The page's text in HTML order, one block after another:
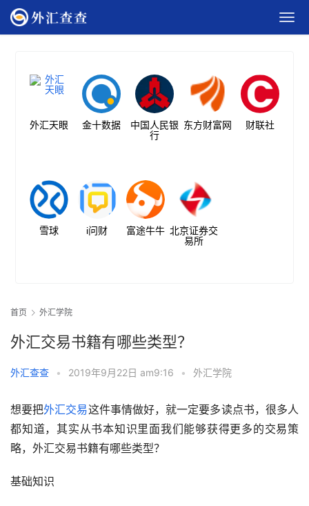
外汇天眼 金十数据
中国人民银
行
东方财富网 财联社
雪球 i问财 富途牛牛 北京证券交
易所
首页 外汇学院
外汇交易书籍有哪些类型？
外汇查查 • 2019年9月22日 am9:16 • 外汇学院
想要把外汇交易这件事情做好，就一定要多读点书，很多人
都知道，其实从书本知识里面我们能够获得更多的交易策
略，外汇交易书籍有哪些类型？
基础知识